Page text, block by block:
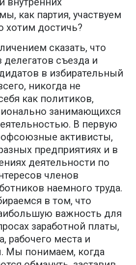
как партия, участвуем
хотим достичь?
сказать, что
съезда и
в избирательный
никогда не
как политиков,
занимающихся
В первую
активисты,
предприятиях и в
деятельности по
членов
наемного труда.
в том, что
важность для
заработной платы,
рабочего места и
Мы понимаем, когда